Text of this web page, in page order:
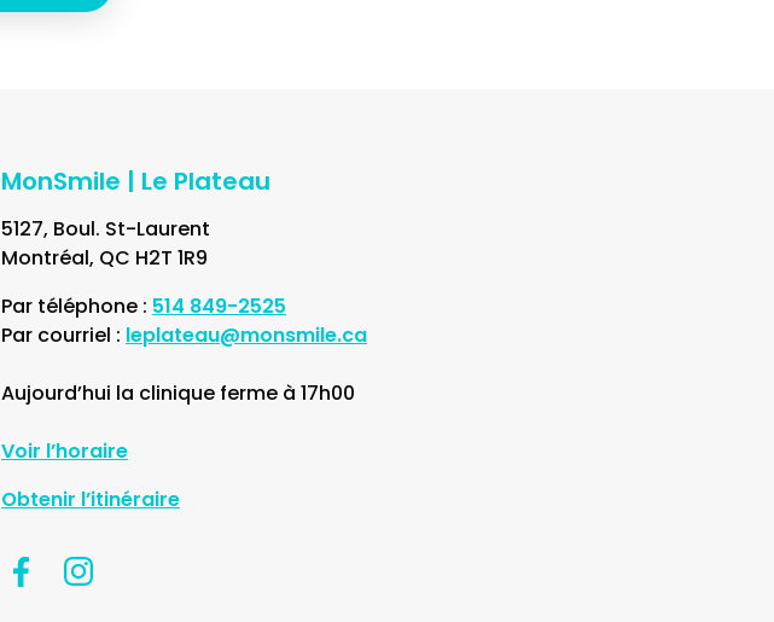
MonSmile | Le Plateau
5127, Boul. St-Laurent
Montréal, QC H2T 1R9
Par téléphone : 514 849-2525
Par courriel : leplateau@monsmile.ca
Aujourd’hui la clinique ferme à 17h00
Voir l’horaire
Obtenir l’itinéraire